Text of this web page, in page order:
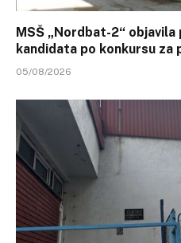
MSŠ „Nordbat-2“
kandidata po konkursu za
05/08/2026